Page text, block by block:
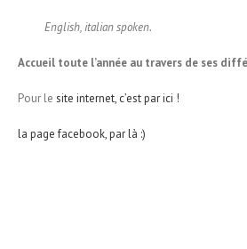
English, italian spoken.
Accueil toute l’année au travers de ses
Pour lesite internet, c’est par ici !
la page facebook, par là :)